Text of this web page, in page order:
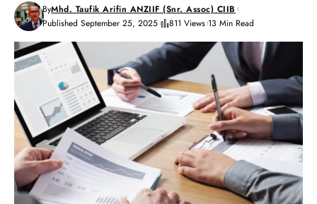
ByMhd. Taufik Arifin ANZIIF (Snr. Assoc) CIIB
Published September 25, 2025
811 Views 13 Min Read